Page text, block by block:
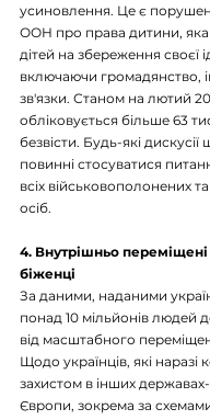
усиновлення. Це є
ООН про права дитини,
дітей на збереження своєї
включаючи громадянство,
зв'язки. Станом на лютий
обліковується більше 63
безвісти. Будь-які
повинні стосуватися
всіх військовополонених
осіб.
4. Внутрішньо
біженці
За даними, наданими
понад 10 мільйонів людей
від масштабного
Щодо українців, які наразі
захистом в інших
Європи, зокрема за